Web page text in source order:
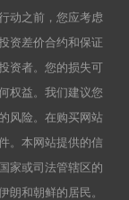
动之前，您应考虑
资差价合约和保证
资者。您的损失可
权益。我们建议您
风险。在购买网站
。本网站提供的信
家或司法管辖区的
朗和朝鲜的居民。